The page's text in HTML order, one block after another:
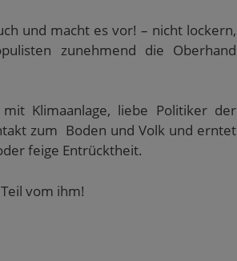
und macht es vor! – nicht lockern,
zunehmend die Oberhand
Klimaanlage, liebe Politiker der
zum Boden und Volk und erntet
feige Entrücktheit.
vom ihm!